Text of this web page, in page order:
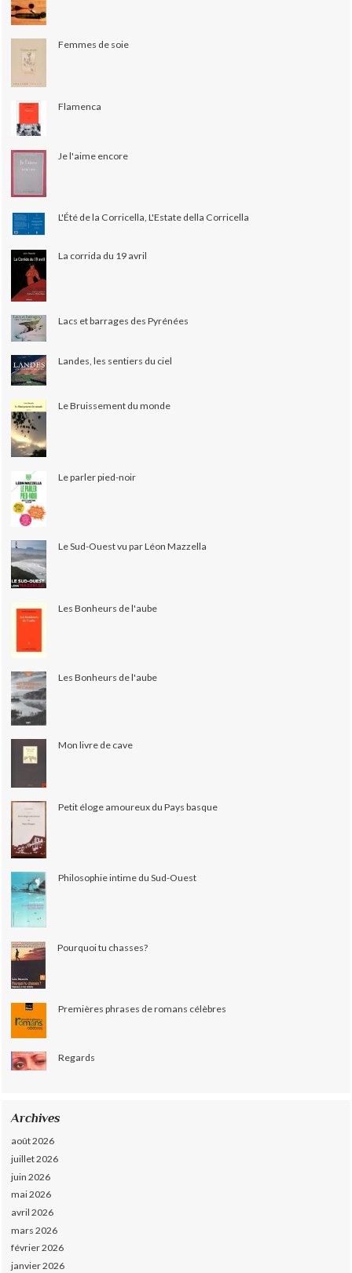
Femmes de soie
Flamenca
Je l'aime encore
L'Été de la Corricella, L'Estate della Corricella
La corrida du 19 avril
Lacs et barrages des Pyrénées
Landes, les sentiers du ciel
Le Bruissement du monde
Le parler pied-noir
Le Sud-Ouest vu par Léon Mazzella
Les Bonheurs de l'aube
Les Bonheurs de l'aube
Mon livre de cave
Petit éloge amoureux du Pays basque
Philosophie intime du Sud-Ouest
Pourquoi tu chasses?
Premières phrases de romans célèbres
Regards
Archives
août 2026
juillet 2026
juin 2026
mai 2026
avril 2026
mars 2026
février 2026
janvier 2026